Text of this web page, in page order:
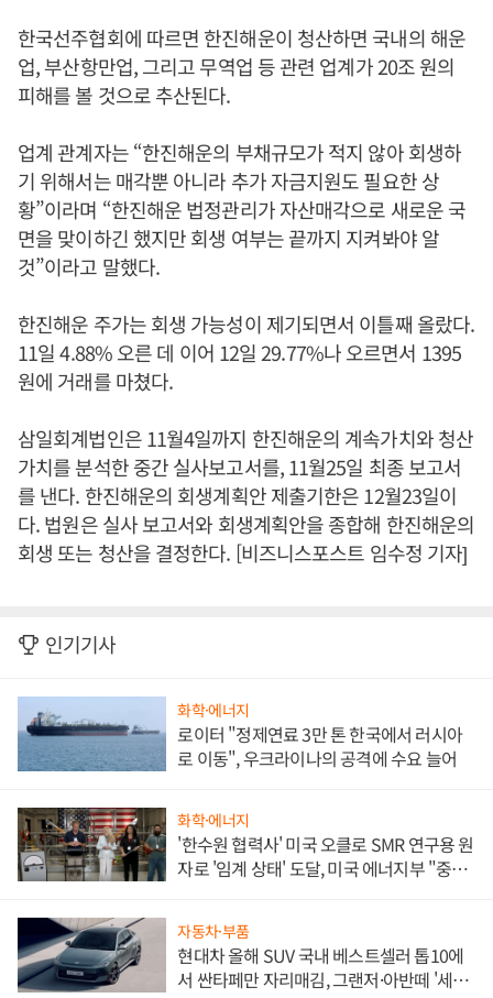
한국선주협회에 따르면 한진해운이 청산하면 국내의 해운
업, 부산항만업, 그리고 무역업 등 관련 업계가 20조 원의
피해를 볼 것으로 추산된다.
업계 관계자는 “한진해운의 부채규모가 적지 않아 회생하
기 위해서는 매각뿐 아니라 추가 자금지원도 필요한 상
황”이라며 “한진해운 법정관리가 자산매각으로 새로운 국
면을 맞이하긴 했지만 회생 여부는 끝까지 지켜봐야 알
것”이라고 말했다.
한진해운 주가는 회생 가능성이 제기되면서 이틀째 올랐다.
11일 4.88% 오른 데 이어 12일 29.77%나 오르면서 1395
원에 거래를 마쳤다.
삼일회계법인은 11월4일까지 한진해운의 계속가치와 청산
가치를 분석한 중간 실사보고서를, 11월25일 최종 보고서
를 낸다. 한진해운의 회생계획안 제출기한은 12월23일이
다. 법원은 실사 보고서와 회생계획안을 종합해 한진해운의
회생 또는 청산을 결정한다. [비즈니스포스트 임수정 기자]
인기기사
화학·에너지
로이터 "정제연료 3만 톤 한국에서 러시아
로 이동", 우크라이나의 공격에 수요 늘어
화학·에너지
'한수원 협력사' 미국 오클로 SMR 연구용 원
자로 '임계 상태' 도달, 미국 에너지부 "중요
자동차·부품
현대차 올해 SUV 국내 베스트셀러 톱10에
서 싼타페만 자리매김, 그랜저·아반떼 '세단